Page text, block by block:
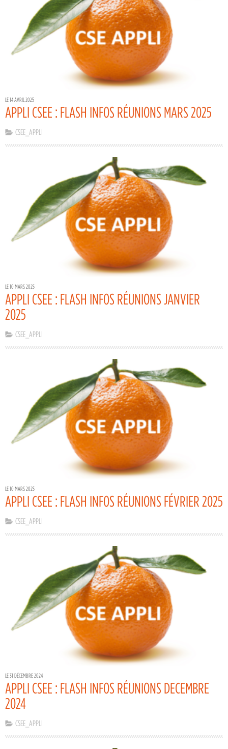
LE 14 AVRIL 2025
APPLI CSEE : FLASH INFOS RÉUNIONS MARS 2025
CSEE_APPLI
LE 10 MARS 2025
APPLI CSEE : FLASH INFOS RÉUNIONS JANVIER
2025
CSEE_APPLI
LE 10 MARS 2025
APPLI CSEE : FLASH INFOS RÉUNIONS FÉVRIER 2025
CSEE_APPLI
LE 31 DÉCEMBRE 2024
APPLI CSEE : FLASH INFOS RÉUNIONS DECEMBRE
2024
CSEE_APPLI